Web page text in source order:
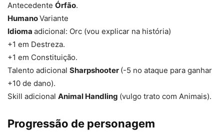
Antecedente Órfão.
HumanoVariante
Idioma adicional: Orc (vou explicar na história)
+1 em Destreza.
+1 em Constituição.
Talento adicional Sharpshooter (-5 no ataque para ganhar
+10 de dano).
Skill adicional Animal Handling (vulgo trato com Animais).
Progressão de personagem